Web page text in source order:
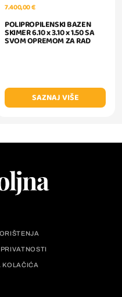
7.400,00 €
POLIPROPILENSKI BAZEN
SKIMER 6.10 x 3.10 x 1.50 SA
SVOM OPREMOM ZA RAD
SAZNAJ VIŠE
KOLAČIĆA